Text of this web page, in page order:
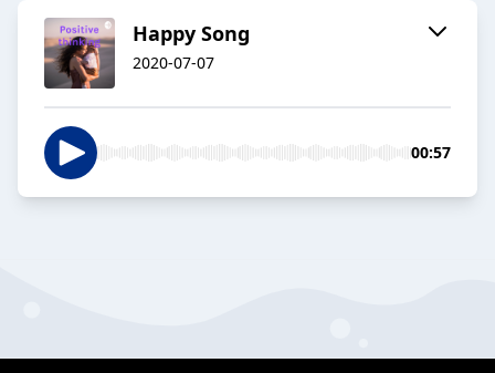
Happy Song
2020-07-07
00:57